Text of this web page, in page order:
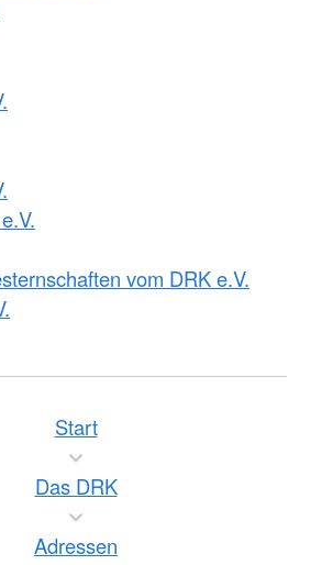
vom DRK e.V.
Start
Das DRK
Adressen